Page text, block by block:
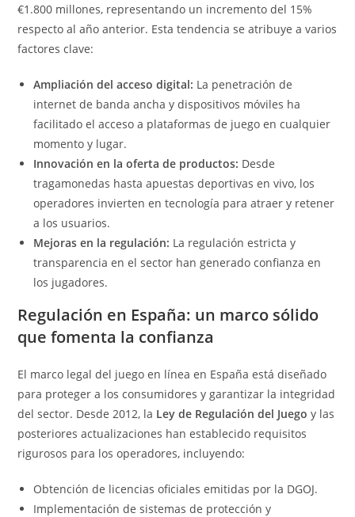
€1.800 millones, representando un incremento del 15%
respecto al año anterior. Esta tendencia se atribuye a varios
factores clave:
Ampliación del acceso digital: La penetración de
internet de banda ancha y dispositivos móviles ha
facilitado el acceso a plataformas de juego en cualquier
momento y lugar.
Innovación en la oferta de productos: Desde
tragamonedas hasta apuestas deportivas en vivo, los
operadores invierten en tecnología para atraer y retener
a los usuarios.
Mejoras en la regulación: La regulación estricta y
transparencia en el sector han generado confianza en
los jugadores.
Regulación en España: un marco sólido
que fomenta la confianza
El marco legal del juego en línea en España está diseñado
para proteger a los consumidores y garantizar la integridad
del sector. Desde 2012, la Ley de Regulación del Juego y las
posteriores actualizaciones han establecido requisitos
rigurosos para los operadores, incluyendo:
Obtención de licencias oficiales emitidas por la DGOJ.
Implementación de sistemas de protección y